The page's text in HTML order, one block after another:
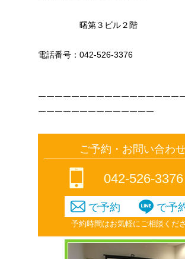
曙第３ビル２階
電話番号：042-526-3376
￣￣￣￣￣￣￣￣￣￣￣￣￣￣￣￣￣
￣￣￣￣￣￣￣￣￣￣￣￣￣￣
ご予約・お問い合わ
042-526-3376
で予約 で予
予約時間はお気軽にご相談くだ